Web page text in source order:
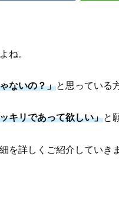
ね。
ないの？」と思っている
キリであって欲しい」と
を詳しくご紹介していきま